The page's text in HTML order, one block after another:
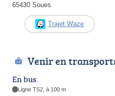
65430 Soues
Trajet Waze
Venir en
En bus
Ligne TS2, à 100 m